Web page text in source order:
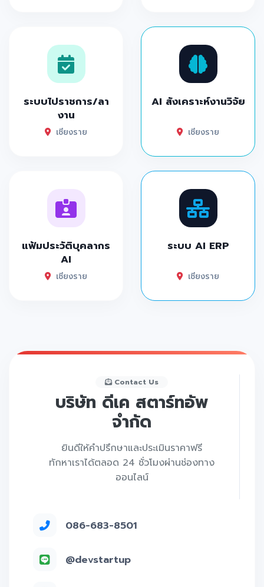
ระบบไปราชการ/ลา
งาน
เชียงราย
AI สังเคราะห์งานวิจัย
เชียงราย
แฟ้มประวัติบุคลากร
AI
เชียงราย
ระบบ AI ERP
เชียงราย
Contact Us
บริษัท ดีเค สตาร์ทอัพ
จำกัด
ยินดีให้คำปรึกษาและประเมินราคาฟรี
ทักหาเราได้ตลอด 24 ชั่วโมงผ่านช่องทาง
ออนไลน์
086-683-8501
@devstartup